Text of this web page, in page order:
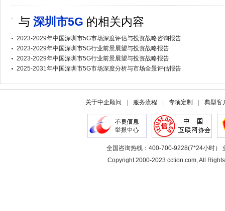
与 深圳市5G 的相关内容
2023-2029年中国深圳市5G市场深度评估与投资战略咨询报告
2023-2029年中国深圳市5G行业前景展望与投资战略报告
2023-2029年中国深圳市5G行业前景展望与投资战略报告
2025-2031年中国深圳市5G市场深度分析与市场全景评估报告
关于中企顾问 服务流程 专项定制 典型客
全国咨询热线：400-700-9228(7*24小时）
Copyright 2000-2023 cction.com, All